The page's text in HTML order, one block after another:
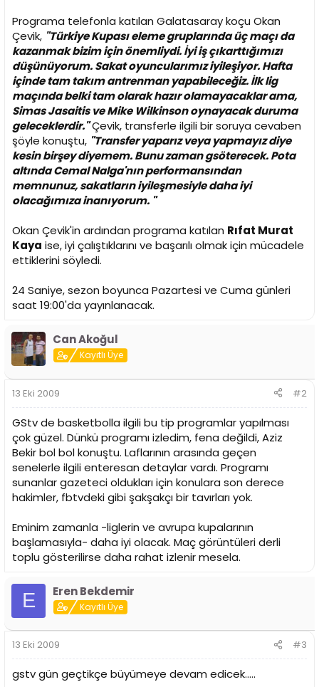
Programa telefonla katılan Galatasaray koçu Okan
Çevik, "Türkiye Kupası eleme gruplarında üç maçı da
kazanmak bizim için önemliydi. İyi iş çıkarttığımızı
düşünüyorum. Sakat oyuncularımız iyileşiyor. Hafta
içinde tam takım antrenman yapabileceğiz. İlk lig
maçında belki tam olarak hazır olamayacaklar ama,
Simas Jasaitis ve Mike Wilkinson oynayacak duruma
geleceklerdir."Çevik, transferle ilgili bir soruya cevaben
şöyle konuştu, "Transfer yaparız veya yapmayız diye
kesin birşey diyemem. Bunu zaman gsöterecek. Pota
altında Cemal Nalga'nın performansından
memnunuz, sakatların iyileşmesiyle daha iyi
olacağımıza inanıyorum. "
Okan Çevik'in ardından programa katılan Rıfat Murat
Kaya ise, iyi çalıştıklarını ve başarılı olmak için mücadele
ettiklerini söyledi.
24 Saniye, sezon boyunca Pazartesi ve Cuma günleri
saat 19:00'da yayınlanacak.
Can Akoğul
Kayıtlı Üye
13 Eki 2009 #2
GStv de basketbolla ilgili bu tip programlar yapılması
çok güzel. Dünkü programı izledim, fena değildi, Aziz
Bekir bol bol konuştu. Laflarının arasında geçen
senelerle ilgili enteresan detaylar vardı. Programı
sunanlar gazeteci oldukları için konulara son derece
hakimler, fbtvdeki gibi şakşakçı bir tavırları yok.
Eminim zamanla -liglerin ve avrupa kupalarının
başlamasıyla- daha iyi olacak. Maç görüntüleri derli
toplu gösterilirse daha rahat izlenir mesela.
E Eren Bekdemir
Kayıtlı Üye
13 Eki 2009 #3
gstv gün geçtikçe büyümeye devam edicek.....